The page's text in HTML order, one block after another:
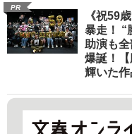
PR
《祝59
暴走！ “
助演も全
爆誕！
輝いた作